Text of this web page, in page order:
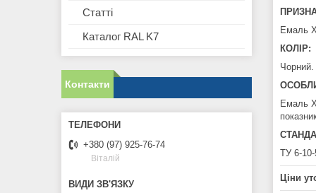
Емаль
КОЛІР:
Чорний.
Емаль
ТУ 6-10-
Ціни
Статті
Каталог RAL K7
Контакти
+380 (97) 925-76-74
Віталій